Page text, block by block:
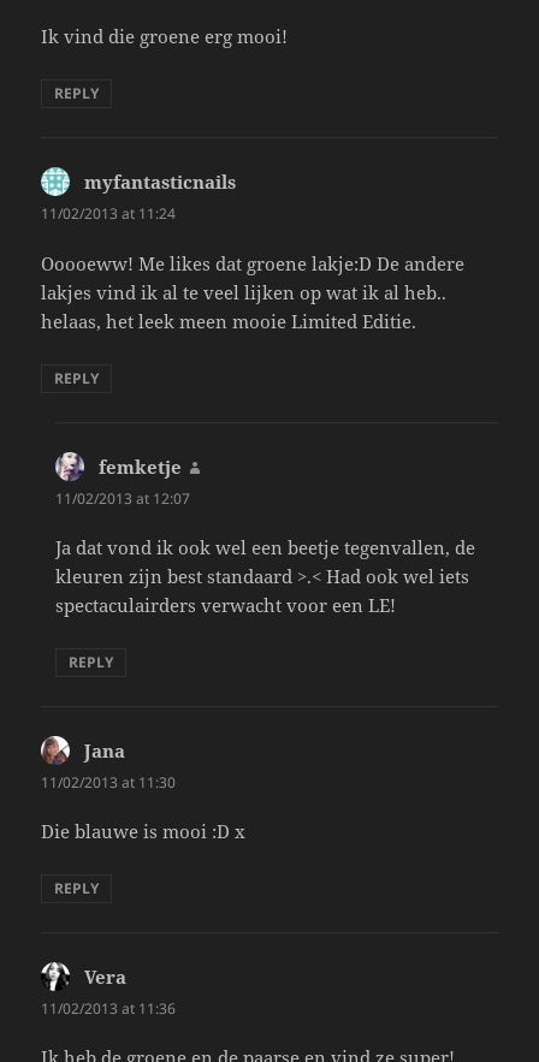
Ik vind die groene erg mooi!
REPLY
myfantasticnails
11/02/2013 at 11:24
Ooooeww! Me likes dat groene lakje:D De andere
lakjes vind ik al te veel lijken op wat ik al heb..
helaas, het leek meen mooie Limited Editie.
REPLY
femketje
11/02/2013 at 12:07
Ja dat vond ik ook wel een beetje tegenvallen, de
kleuren zijn best standaard >.< Had ook wel iets
spectaculairders verwacht voor een LE!
REPLY
Jana
11/02/2013 at 11:30
Die blauwe is mooi :D x
REPLY
Vera
11/02/2013 at 11:36